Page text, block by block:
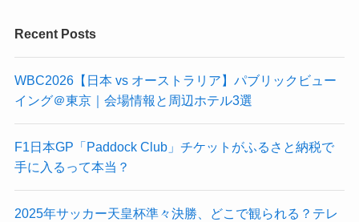
Recent Posts
WBC2026【日本 vs オーストラリア】パブリックビュー
イング＠東京｜会場情報と周辺ホテル3選
F1日本GP「Paddock Club」チケットがふるさと納税で
手に入るって本当？
2025年サッカー天皇杯準々決勝、どこで観られる？テレ